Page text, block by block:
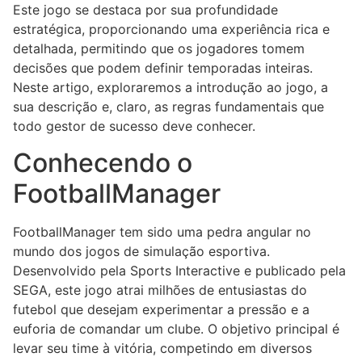
Este jogo se destaca por sua profundidade
estratégica, proporcionando uma experiência rica e
detalhada, permitindo que os jogadores tomem
decisões que podem definir temporadas inteiras.
Neste artigo, exploraremos a introdução ao jogo, a
sua descrição e, claro, as regras fundamentais que
todo gestor de sucesso deve conhecer.
Conhecendo o
FootballManager
FootballManager tem sido uma pedra angular no
mundo dos jogos de simulação esportiva.
Desenvolvido pela Sports Interactive e publicado pela
SEGA, este jogo atrai milhões de entusiastas do
futebol que desejam experimentar a pressão e a
euforia de comandar um clube. O objetivo principal é
levar seu time à vitória, competindo em diversos